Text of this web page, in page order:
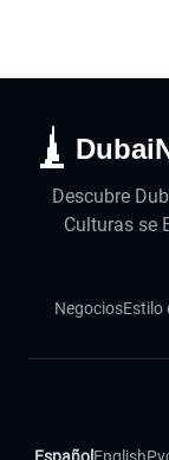
Descubre
Culturas se
NegociosEstilo